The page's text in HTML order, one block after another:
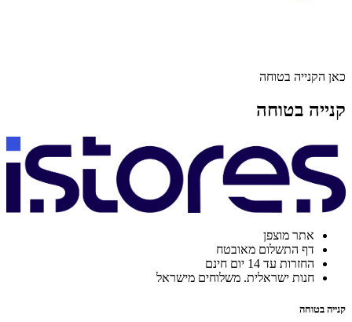
כאן הקנייה בטוחה
קנייה בטוחה
אתר מוצפן
דף התשלום מאובטח
החזרות עד 14 יום חינם
חנות ישראלית. משלוחים מישראל
קנייה בטוחה